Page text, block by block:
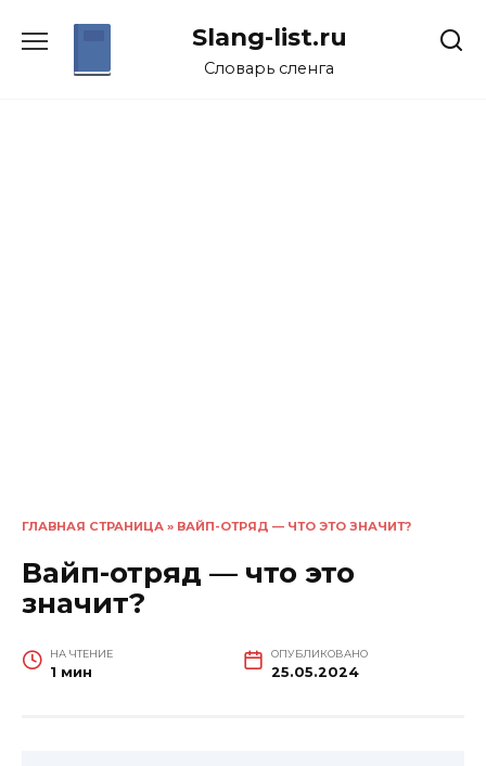
Slang-list.ru
Словарь сленга
ГЛАВНАЯ СТРАНИЦА » ВАЙП-ОТРЯД — ЧТО ЭТО ЗНАЧИТ?
Вайп-отряд — что это
значит?
НА ЧТЕНИЕ
1 мин
ОПУБЛИКОВАНО
25.05.2024